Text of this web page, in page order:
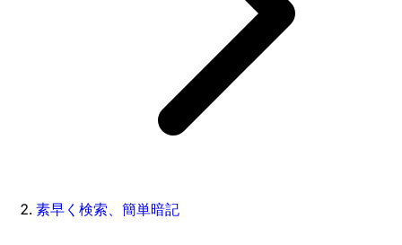
素早く検索、簡単暗記